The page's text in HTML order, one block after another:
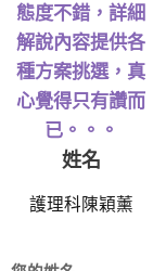
態度不錯，詳細
解說內容提供各
種方案挑選，真
心覺得只有讚而
已。。。
姓名
護理科陳穎薰